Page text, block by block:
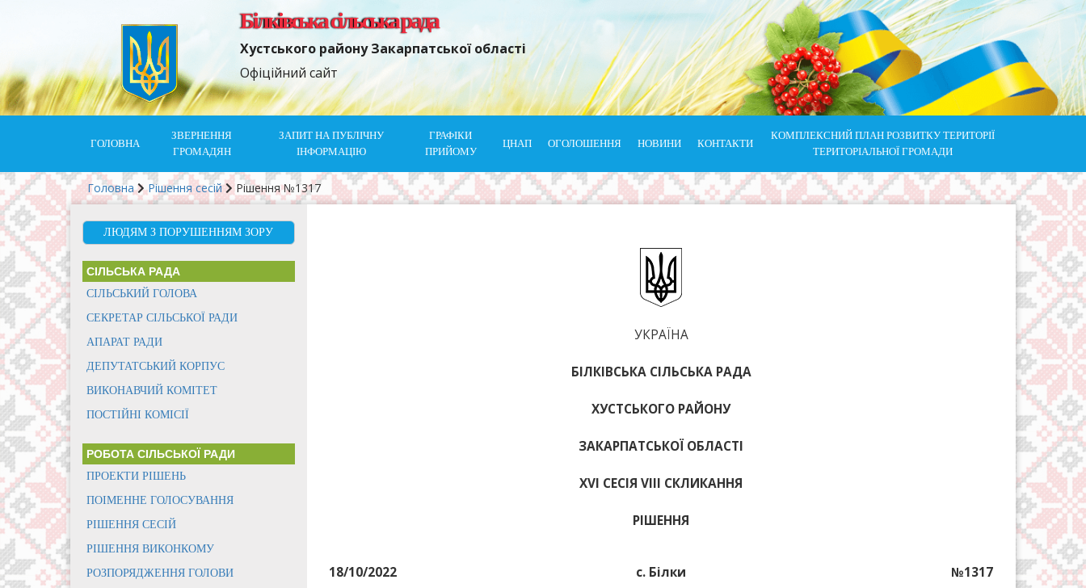
Білківська сільська рада
Хустського району Закарпатської області
Офіційний сайт
ГОЛОВНА
ЗВЕРНЕННЯ
ГРОМАДЯН
ЗАПИТ НА ПУБЛІЧНУ
ІНФОРМАЦІЮ
ГРАФІКИ
ПРИЙОМУ
ЦНАП ОГОЛОШЕННЯ НОВИНИ КОНТАКТИ
КОМПЛЕКСНИЙ ПЛАН РОЗВИТКУ ТЕРИТОРІЇ
ТЕРИТОРІАЛЬНОЇ ГРОМАДИ
Головна Рішення сесій Рішення №1317
ЛЮДЯМ З ПОРУШЕННЯМ ЗОРУ
СІЛЬСЬКА РАДА
СІЛЬСЬКИЙ ГОЛОВА
СЕКРЕТАР СІЛЬСЬКОЇ РАДИ
АПАРАТ РАДИ
ДЕПУТАТСЬКИЙ КОРПУС
ВИКОНАВЧИЙ КОМІТЕТ
ПОСТІЙНІ КОМІСІЇ
РОБОТА СІЛЬСЬКОЇ РАДИ
ПРОЕКТИ РІШЕНЬ
ПОІМЕННЕ ГОЛОСУВАННЯ
РІШЕННЯ СЕСІЙ
РІШЕННЯ ВИКОНКОМУ
РОЗПОРЯДЖЕННЯ ГОЛОВИ
УКРАЇНА
БІЛКІВСЬКА СІЛЬСЬКА РАДА
ХУСТСЬКОГО РАЙОНУ
ЗАКАРПАТСЬКОЇ ОБЛАСТІ
ХVІ СЕСІЯ VIII СКЛИКАННЯ
РІШЕННЯ
18/10/2022 с. Білки №1317